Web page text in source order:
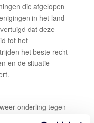
die afgelopen
in het land
dat deze
tot het
het beste recht
en de situatie
onderling tegen